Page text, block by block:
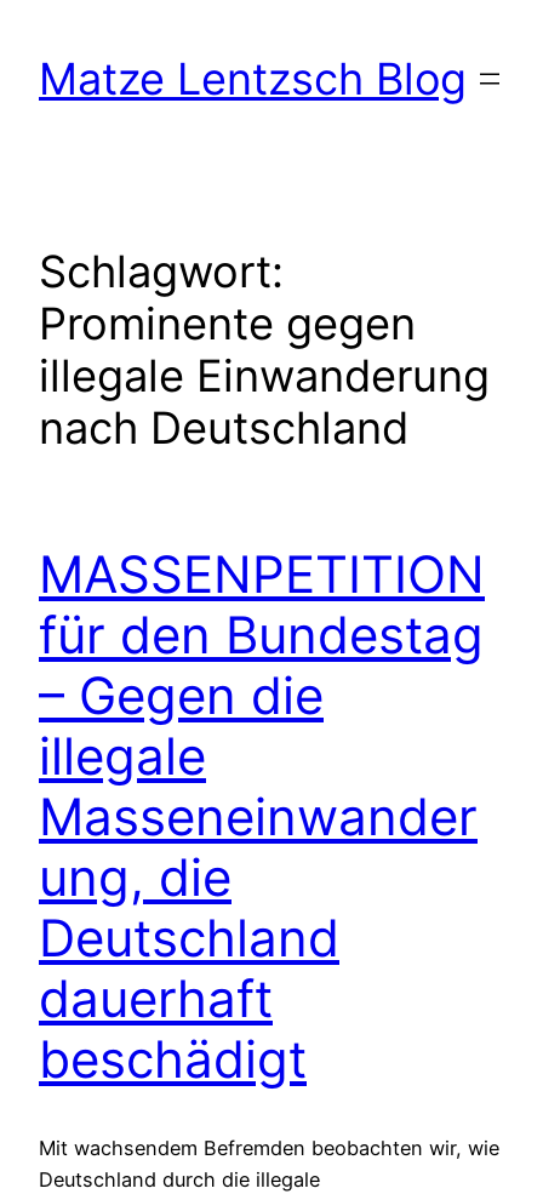
Inhalt
springen
Matze Lentzsch Blog
Schlagwort:
Prominente gegen
illegale Einwanderung
nach Deutschland
MASSENPETITION
für den Bundestag
– Gegen die
illegale
Masseneinwander
ung, die
Deutschland
dauerhaft
beschädigt
Mit wachsendem Befremden beobachten wir, wie
Deutschland durch die illegale